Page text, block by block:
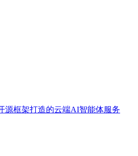
源框架打造的云端AI智能体服务